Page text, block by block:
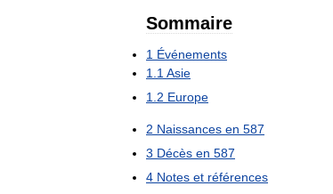
Sommaire
1 Événements
1 1 Asie
1 2 Europe
2 Naissances en 587
3 Décès en 587
4 Notes et références